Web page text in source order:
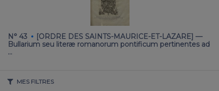
N° 43 · [ORDRE DES SAINTS-MAURICE-ET-LAZARE] —
Bullarium seu literæ romanorum pontificum pertinentes ad
…
MES FILTRES